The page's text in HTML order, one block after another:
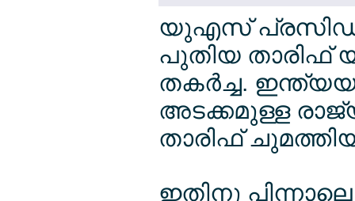
യുഎസ്
പുതിയ താരിഫ്
തകര്‍ച്ച.
അടക്കമുള്ള
താരിഫ്
ഇതിനു